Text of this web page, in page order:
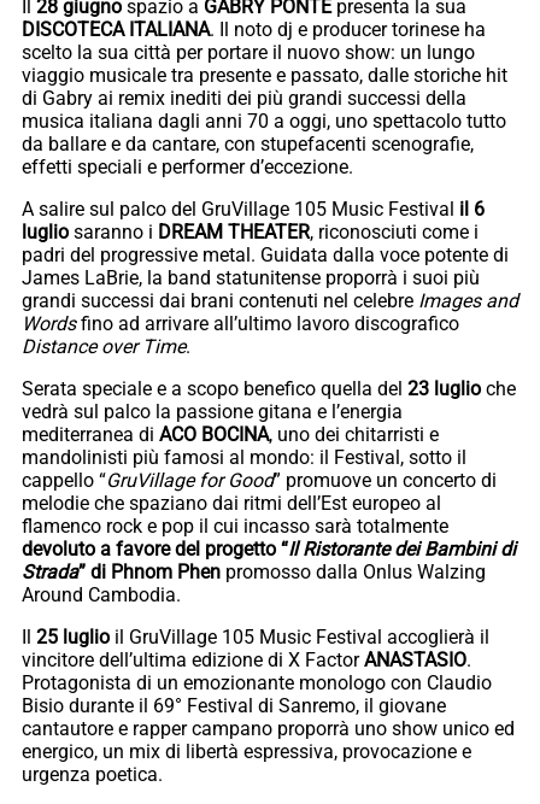
28 giugno spazio a GABRY PONTEpresenta la sua
DISCOTECA ITALIANA. Il noto dj e producer torinese ha
scelto la sua città per portare il nuovo show: un lungo
viaggio musicale tra presente e passato, dalle storiche hit
di Gabry ai remix inediti dei più grandi successi della
musica italiana dagli anni 70 a oggi, uno spettacolo tutto
da ballare e da cantare, con stupefacenti scenografie,
effetti speciali e performer d’eccezione.
A salire sul palco del GruVillage 105 Music Festival il 6
luglio saranno i DREAM THEATER, riconosciuti come i
padri del progressive metal. Guidata dalla voce potente di
James LaBrie, la band statunitense proporrà i suoi più
grandi successi dai brani contenuti nel celebre Images and
Wordsfino ad arrivare all’ultimo lavoro discografico
Distance over Time.
Serata speciale e a scopo benefico quella del 23 luglio che
vedrà sul palco la passione gitana e l’energia
mediterranea di ACO BOCINA, uno dei chitarristi e
mandolinisti più famosi al mondo: il Festival, sotto il
cappello “GruVillage for Good” promuove un concerto di
melodie che spaziano dai ritmi dell’Est europeo al
flamenco rock e pop il cui incasso sarà totalmente
devoluto a favore del progetto “Il Ristorante dei Bambini di
Strada” di Phnom Phen promosso dalla Onlus Walzing
Around Cambodia.
Il 25 luglio il GruVillage 105 Music Festival accoglierà il
vincitore dell’ultima edizione di X FactorANASTASIO.
Protagonista di un emozionante monologo con Claudio
Bisio durante il 69° Festival di Sanremo, il giovane
cantautore e rapper campano proporrà uno show unico ed
energico, un mix di libertà espressiva, provocazione e
urgenza poetica.